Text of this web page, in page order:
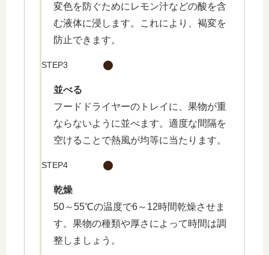
変色を防ぐためにレモン汁などの酸を含
む液体に浸します。これにより、褐変を
防止できます。
STEP3
並べる
フードドライヤーのトレイに、果物が重
ならないように並べます。適度な間隔を
空けることで熱風が均等に当たります。
STEP4
乾燥
50～55℃の温度で6～12時間乾燥させま
す。果物の種類や厚さによって時間は調
整しましょう。